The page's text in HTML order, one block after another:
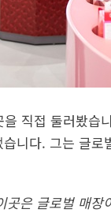
직접 둘러봤
니다. 그는 글
곳은 글로벌 매